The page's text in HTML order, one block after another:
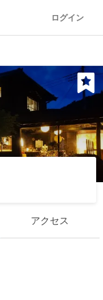
ログイン
アクセス